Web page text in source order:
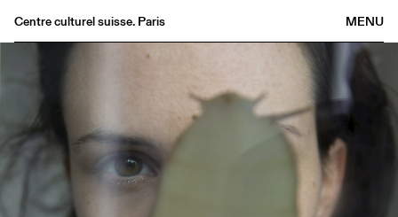
MENU
Centre culturel suisse. Paris
Archives
Médiathèque